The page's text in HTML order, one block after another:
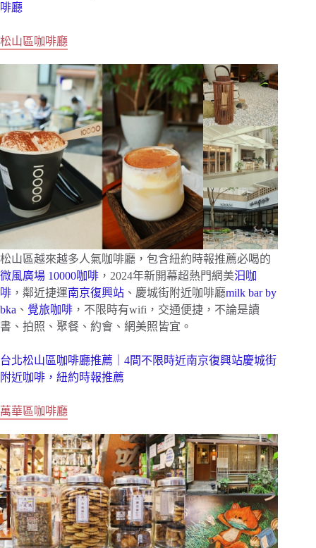
啡廳
松山區咖啡廳
松山區越來越多人氣咖啡廳，包含紐約時報推薦必喝的
微風廣場 10000咖啡 ，2024年新開幕超熱門網美汩咖
啡 ，鄰近捷運南京復興站 、慶城街附近咖啡廳milk bar by
bka 、 覺旅咖啡 ，不限時有wifi，交通便捷，不論是讀
書、拍照、聚餐、約會、網美照皆宜。
台北松山區咖啡廳推薦｜4間不限時近南京復興站慶城街
附近咖啡，紐約時報推薦
萬華區咖啡廳